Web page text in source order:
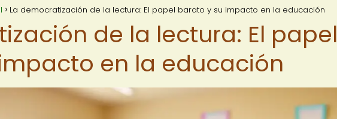
La democratización de la lectura: El papel barato y su impacto en la educación
de la lectura: El papel
en la educación